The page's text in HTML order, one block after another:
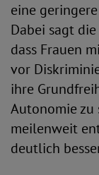
eine
Dabei sagt
dass Frauen
vor
ihre
Autonomie zu
meilenweit
deutlich